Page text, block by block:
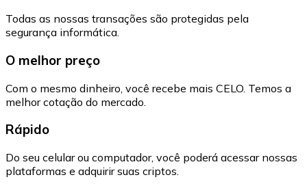
Todas as nossas transações são protegidas pela
segurança informática.
O melhor preço
Com o mesmo dinheiro, você recebe mais CELO. Temos a
melhor cotação do mercado.
Rápido
Do seu celular ou computador, você poderá acessar nossas
plataformas e adquirir suas criptos.